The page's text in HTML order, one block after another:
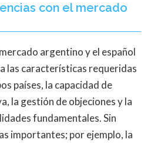
con el mercado
argentino y el español
las características requeridas
países, la capacidad de
la gestión de objeciones y la
fundamentales. Sin
importantes; por ejemplo, la